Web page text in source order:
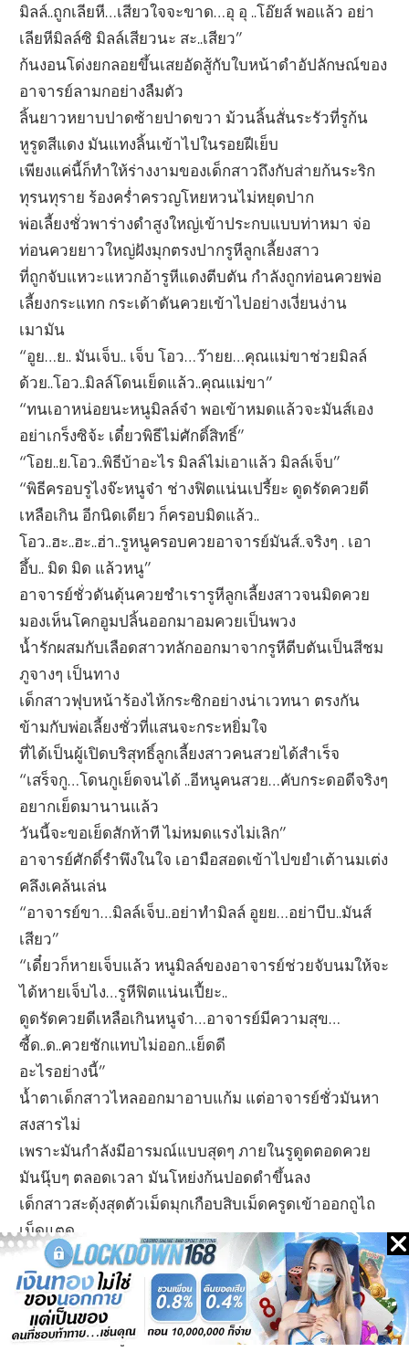
มิลล์..ถูกเลียหี…เสียวใจจะขาด…อุ อุ ..โอ๊ยส์ พอแล้ว อย่า
เลียหีมิลล์ซิ มิลล์เสียวนะ สะ..เสียว”
ก้นงอนโด่งยกลอยขึ้นเสยอัดสู้กับใบหน้าดำอัปลักษณ์ของ
อาจารย์ลามกอย่างลืมตัว
ลิ้นยาวหยาบปาดซ้ายปาดขวา ม้วนลิ้นสั่นระรัวที่รูก้น
หูรูดสีแดง มันแทงลิ้นเข้าไปในรอยฝีเย็บ
เพียงแค่นี้ก็ทำให้ร่างงามของเด็กสาวถึงกับส่ายก้นระริก
ทุรนทุราย ร้องคร่ำครวญโหยหวนไม่หยุดปาก
พ่อเลี้ยงชั่วพาร่างดำสูงใหญ่เข้าประกบแบบท่าหมา จ่อ
ท่อนควยยาวใหญ่ฝังมุกตรงปากรูหีลูกเลี้ยงสาว
ที่ถูกจับแหวะแหวกอ้ารูหีแดงตีบตัน กำลังถูกท่อนควยพ่อ
เลี้ยงกระแทก กระเด้าดันควยเข้าไปอย่างเงี่ยนง่าน
เมามัน
“อูย…ย.. มันเจ็บ.. เจ็บ โอว…ว๊ายย…คุณแม่ขาช่วยมิลล์
ด้วย..โอว..มิลล์โดนเย็ดแล้ว..คุณแม่ขา”
“ทนเอาหน่อยนะหนูมิลล์จ๋า พอเข้าหมดแล้วจะมันส์เอง
อย่าเกร็งซิจ้ะ เดี๋ยวพิธีไม่ศักดิ์สิทธิ์”
“โอย..ย.โอว..พิธีบ้าอะไร มิลล์ไม่เอาแล้ว มิลล์เจ็บ”
“พิธีครอบรูไงจ๊ะหนูจ๋า ช่างฟิตแน่นเปรี้ยะ ดูดรัดควยดี
เหลือเกิน อีกนิดเดียว ก็ครอบมิดแล้ว..
โอว..ฮะ..ฮะ..ฮ่า..รูหนูครอบควยอาจารย์มันส์..จริงๆ . เอา
อึ้บ.. มิด มิด แล้วหนู”
อาจารย์ชั่วดันดุ้นควยชำเรารูหีลูกเลี้ยงสาวจนมิดควย
มองเห็นโคกอูมปลิ้นออกมาอมควยเป็นพวง
น้ำรักผสมกับเลือดสาวทลักออกมาจากรูหีตีบตันเป็นสีชม
ภูจางๆ เป็นทาง
เด็กสาวฟุบหน้าร้องไห้กระซิกอย่างน่าเวทนา ตรงกัน
ข้ามกับพ่อเลี้ยงชั่วที่แสนจะกระหยิ่มใจ
ที่ได้เป็นผู้เปิดบริสุทธิ์ลูกเลี้ยงสาวคนสวยได้สำเร็จ
“เสร็จกู…โดนกูเย็ดจนได้ ..อีหนูคนสวย…คับกระดอดีจริงๆ
อยากเย็ดมานานแล้ว
วันนี้จะขอเย็ดสักห้าที ไม่หมดแรงไม่เลิก”
อาจารย์ศักดิ์รำพึงในใจ เอามือสอดเข้าไปขยำเต้านมเต่ง
คลึงเคล้นเล่น
“อาจารย์ขา…มิลล์เจ็บ..อย่าทำมิลล์ อูยย…อย่าบีบ..มันส์
เสียว”
“เดี๋ยวก็หายเจ็บแล้ว หนูมิลล์ของอาจารย์ช่วยจับนมให้จะ
ได้หายเจ็บไง…รูหีฟิตแน่นเปี้ยะ..
ดูดรัดควยดีเหลือเกินหนูจ๋า…อาจารย์มีความสุข…
ซี้ด..ด..ควยชักแทบไม่ออก..เย็ดดี
อะไรอย่างนี้”
น้ำตาเด็กสาวไหลออกมาอาบแก้ม แต่อาจารย์ชั่วมันหา
สงสารไม่
เพราะมันกำลังมีอารมณ์แบบสุดๆ ภายในรูดูดตอดควย
มันนุ๊บๆ ตลอดเวลา มันโหย่งก้นปอดดำขึ้นลง
เด็กสาวสะดุ้งสุดตัวเม็ดมุกเกือบสิบเม็ดครูดเข้าออกถูไถ
เม็ดแตด
สะกิดสะเกาทั้งแคมนอกแคมใน จนเด็กสาวเสียวสะท้าน
ซ่านเสียวไปทั้งรูหี
อาจารย์ศักดิ์โหย่งก้นกดอัดควยขยี้แนบแน่นสนิทกับ
หนอกขาวอวบอูม